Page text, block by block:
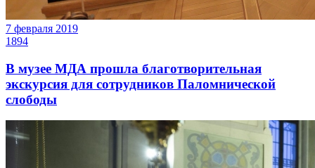
7 февраля 2019
1894
В музее МДА прошла благотворительная
экскурсия для сотрудников Паломнической
слободы